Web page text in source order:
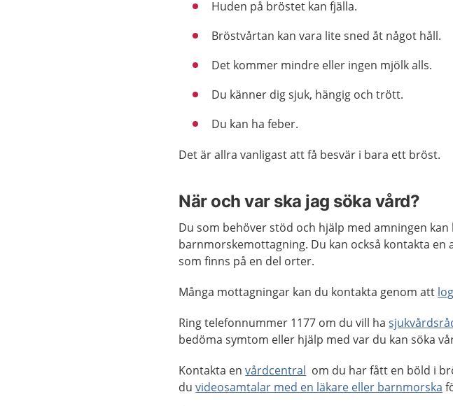
Huden på bröstet kan fjälla.
Bröstvårtan kan vara lite sned åt något håll.
Det kommer mindre eller ingen mjölk alls.
Du känner dig sjuk, hängig och trött.
Du kan ha feber.
Det är allra vanligast att få besvär i bara ett bröst.
När och var ska jag söka vård?
Du som behöver stöd och hjälp med amningen kan
barnmorskemottagning. Du kan också kontakta en
som finns på en del orter.
Många mottagningar kan du kontakta genom att
Ring telefonnummer 1177 om du vill ha
bedöma symtom eller hjälp med var du kan söka
Kontakta envårdcentral om du har fått en böld i
duvideosamtalar med en läkare eller barnmorska